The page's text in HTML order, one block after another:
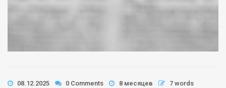
08.12.2025 0 Comments 8 месяцев 7 words